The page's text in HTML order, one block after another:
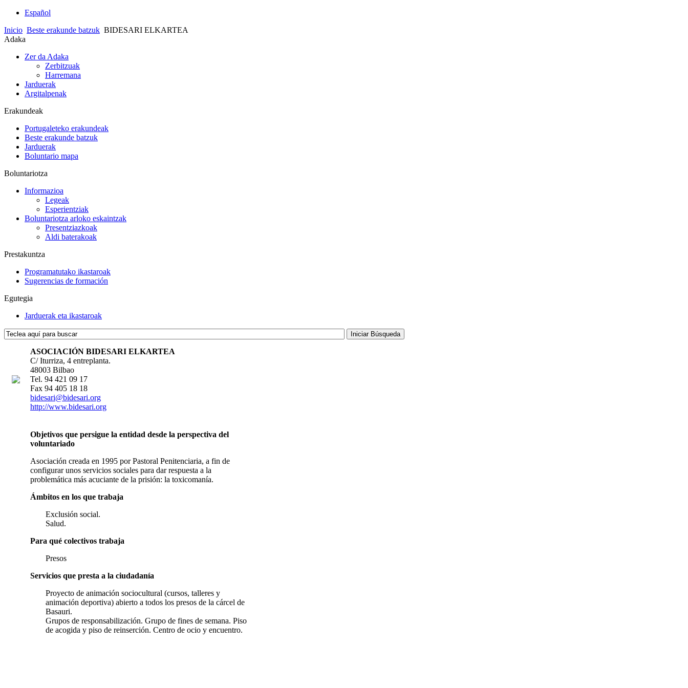
Español
Inicio Beste erakunde batzuk BIDESARI ELKARTEA
Adaka
Zer da Adaka
Zerbitzuak
Harremana
Jarduerak
Argitalpenak
Erakundeak
Portugaleteko erakundeak
Beste erakunde batzuk
Jarduerak
Boluntario mapa
Boluntariotza
Informazioa
Legeak
Esperientziak
Boluntariotza arloko eskaintzak
Presentziazkoak
Aldi baterakoak
Prestakuntza
Programatutako ikastaroak
Sugerencias de formación
Egutegia
Jarduerak eta ikastaroak
ASOCIACIÓN BIDESARI ELKARTEA
C/ Iturriza, 4 entreplanta.
48003 Bilbao
Tel. 94 421 09 17
Fax 94 405 18 18
bidesari@bidesari.org
http://www.bidesari.org
Objetivos que persigue la entidad desde la perspectiva del
voluntariado
Asociación creada en 1995 por Pastoral Penitenciaria, a fin de
configurar unos servicios sociales para dar respuesta a la
problemática más acuciante de la prisión: la toxicomanía.
Ámbitos en los que trabaja
Exclusión social.
Salud.
Para qué colectivos trabaja
Presos
Servicios que presta a la ciudadanía
Proyecto de animación sociocultural (cursos, talleres y
animación deportiva) abierto a todos los presos de la cárcel de
Basauri.
Grupos de responsabilización. Grupo de fines de semana. Piso
de acogida y piso de reinserción. Centro de ocio y encuentro.